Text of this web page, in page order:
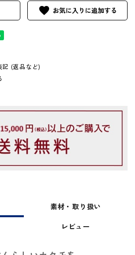
favorite
記 (返品など)
素材・取り扱い
レビュー